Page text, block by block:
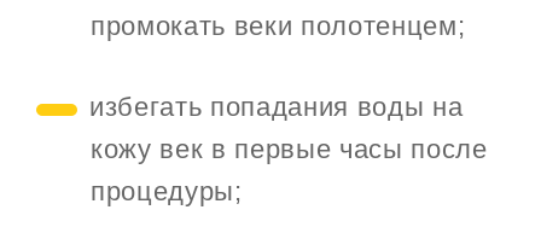
промокать веки полотенцем;
избегать попадания воды на
кожу век в первые часы после
процедуры;